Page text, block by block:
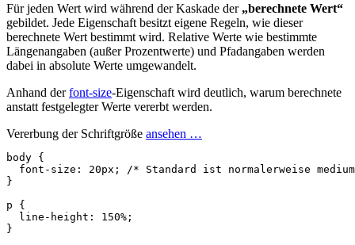
Für jeden Wert wird während der Kaskade der „berechnete Wert“
gebildet. Jede Eigenschaft besitzt eigene Regeln, wie dieser
berechnete Wert bestimmt wird. Relative Werte wie bestimmte
Längenangaben (außer Prozentwerte) und Pfadangaben werden
dabei in absolute Werte umgewandelt.
Anhand derfont-size-Eigenschaft wird deutlich, warum berechnete
anstatt festgelegter Werte vererbt werden.
Vererbung der Schriftgröße ansehen …
body {
font-size : 20px ;
/* Standard ist normalerweise
}
p
{
line-height : 150% ;
}